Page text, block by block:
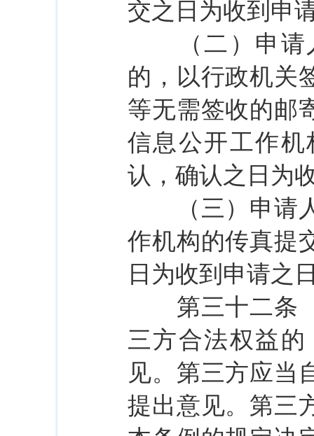
交之日为收到申
（二）申请人
的，以行政机关
等无需签收的邮
信息公开工作
认，确认之日为
（三）申请人
作机构的传真提
日为收到申请之
第三十二条
三方合法权益
见。第三方应当
提出意见。第三